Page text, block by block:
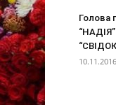
Голова
10.11.2016